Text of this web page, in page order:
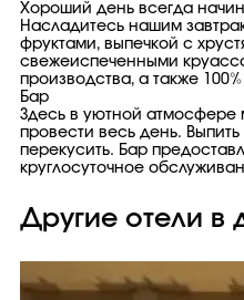
Хороший день всегда
Насладитесь нашим
фруктами, выпечкой с
свежеиспеченными
производства, а также
Бар
Здесь в уютной атмосфере
провести весь день.
перекусить. Бар
круглосуточное
Другие отели в